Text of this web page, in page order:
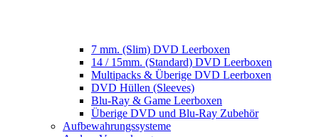
7 mm. (Slim) DVD Leerboxen
14 / 15mm. (Standard) DVD Leerboxen
Multipacks & Überige DVD Leerboxen
DVD Hüllen (Sleeves)
Blu-Ray & Game Leerboxen
Überige DVD und Blu-Ray Zubehör
Aufbewahrungssysteme